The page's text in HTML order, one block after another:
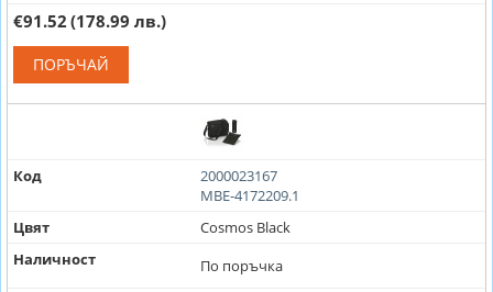
€91.52 (178.99 лв.)
ПОРЪЧАЙ
Код
2000023167
MBE-4172209.1
Цвят
Cosmos Black
Наличност
По поръчка